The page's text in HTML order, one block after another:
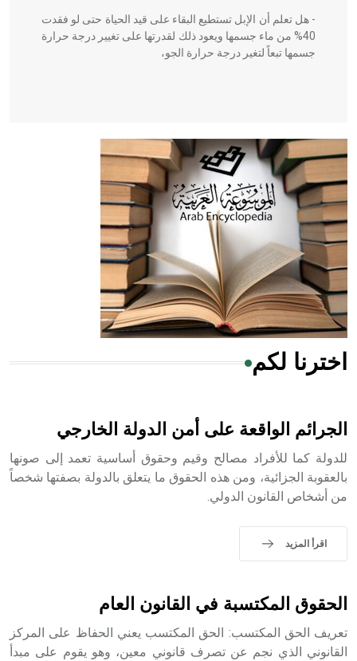
- هل تعلم أن الإبل تستطيع البقاء على قيد الحياة حتى لو فقدت
40% من ماء جسمها ويعود ذلك لقدرتها على تغيير درجة حرارة
جسمها تبعاً لتغير درجة حرارة الجو،
- هل تعلم أن أبقراط كتب في الطب أربعة مؤلفات هي:
الحكم، الأدلة، تنظيم التغذية، ورسالته في جروح الرأس. ويعود
له الفضل بأنه حرر الطب من الدين والفلسفة.
- هل تعلم أن المرجان إفراز حيواني يتكون في البحر ويتركب
من مادة كربونات الكلسيوم، وهو أحمر أو شديد الحمرة وهو
أجود أنواعه، ويمتاز بكبر الحجم ويسمى الش
هل تعلم أن الأبسيد كلمة فرنسية اللفظ تم اعتمادها مصطلحاً
التاسع، وهم ينتسبون إلى أسرة أوسروين
- هل تعلم أن الأبجدية الكنعانية تتألف من /22/ علامة كتابية
sign تكتب منفصلة غير متصلة، وتعتمد المبدأ الأكوروفوني،
حيث تقتصر القيمة الصوتية للعلامة الك
اخترنا لكم
الجرائم الواقعة على أمن الدولة الخارجي
للدولة كما للأفراد مصالح وقيم وحقوق أساسية تعمد إلى صونها
بالعقوبة الجزائية، ومن هذه الحقوق ما يتعلق بالدولة بصفتها شخصاً
من أشخاص القانون الدولي.
اقرأ المزيد
الحقوق المكتسبة في القانون العام
تعريف الحق المكتسب: الحق المكتسب يعني الحفاظ على المركز
القانوني الذي نجم عن تصرف قانوني معين، وهو يقوم على مبدأ